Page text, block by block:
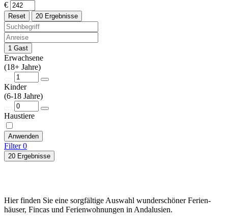
€
Reset 20 Ergebnisse
1 Gast
Erwachsene
(18+ Jahre)
Kinder
(6-18 Jahre)
Haustiere
Anwenden
Filter0
20 Ergebnisse
Hier finden Sie eine sorgfältige Auswahl wunder­schöner Ferien­
häuser, Fincas und Ferien­wohnungen in Andalusien.